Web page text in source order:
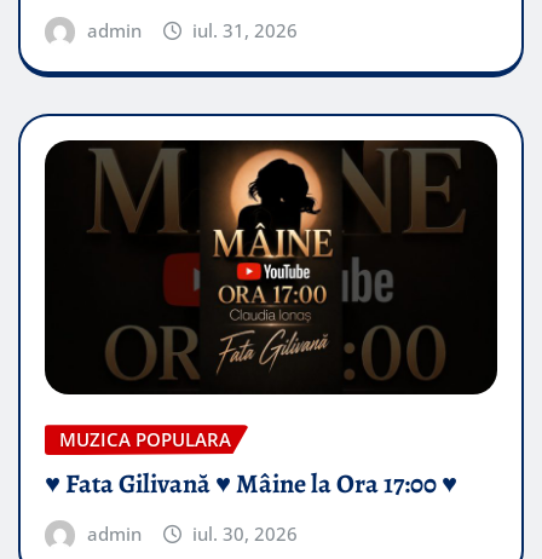
admin iul. 31, 2026
MUZICA POPULARA
♥️ Fata Gilivană ♥️ Mâine la Ora 17:00 ♥️
admin iul. 30, 2026